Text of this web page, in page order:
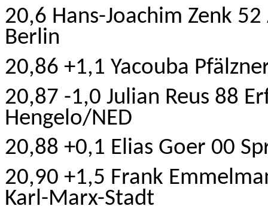
20,6 Hans-Joachim Zenk
Berlin
20,86 +1,1 Yacouba
20,87 -1,0 Julian Reus 88
Hengelo/NED
20,88 +0,1 Elias Goer 00
20,90 +1,5 Frank
Karl-Marx-Stadt